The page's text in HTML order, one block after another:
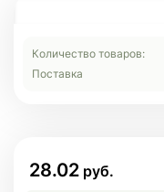
Количество товаров:
Поставка
28.02